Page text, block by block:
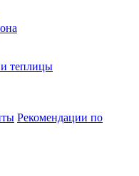
теплицы
Рекомендации по